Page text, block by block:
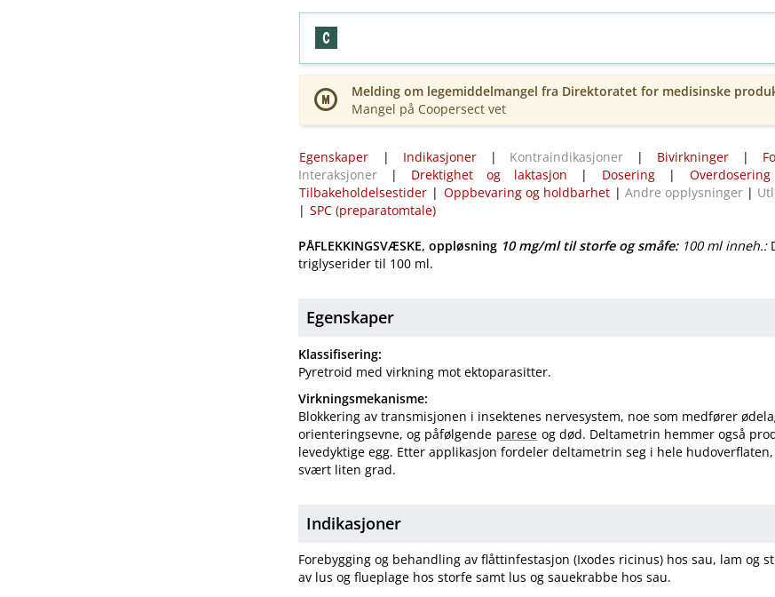
Melding om legemiddelmangel fra Direktoratet for medisinske
Mangel på Coopersect vet
Egenskaper | Indikasjoner | Kontraindikasjoner | Bivirkninger |
Interaksjoner | Drektighet og laktasjon | Dosering |
Tilbakeholdelsestider | Oppbevaring og holdbarhet |Andre opplysninger |
| SPC (preparatomtale)
PÅFLEKKINGSVÆSKE, oppløsning 10 mg/mltil storfe og småfe: 100 ml inneh.:
triglyserider til 100 ml.
Egenskaper
Klassifisering:
Pyretroid med virkning mot ektoparasitter.
Virkningsmekanisme:
Blokkering av transmisjonen i insektenes nervesystem, noe som medfører
orienteringsevne, og påfølgende parese og død. Deltametrin hemmer også
levedyktige egg. Etter applikasjon fordeler deltametrin seg i hele
svært liten grad.
Indikasjoner
Forebygging og behandling av flåttinfestasjon (Ixodes ricinus) hos sau, lam og
av lus og flueplage hos storfe samt lus og sauekrabbe hos sau.